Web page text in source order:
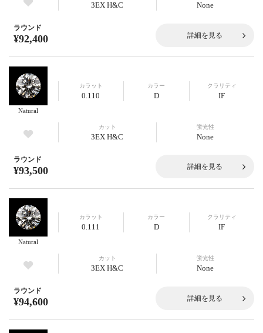
3EX H&C None
ラウンド
¥92,400 詳細を見る
Natural
カラット
0.110
カラー
D
クラリティ
IF
カット
3EX H&C
蛍光性
None
ラウンド
¥93,500 詳細を見る
Natural
カラット
0.111
カラー
D
クラリティ
IF
カット
3EX H&C
蛍光性
None
ラウンド
¥94,600 詳細を見る